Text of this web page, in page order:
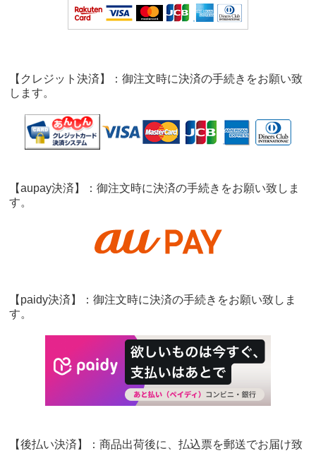
【クレジット決済】：御注文時に決済の手続きをお願い致
します。
【aupay決済】：御注文時に決済の手続きをお願い致しま
す。
【paidy決済】：御注文時に決済の手続きをお願い致しま
す。
【後払い決済】：商品出荷後に、払込票を郵送でお届け致